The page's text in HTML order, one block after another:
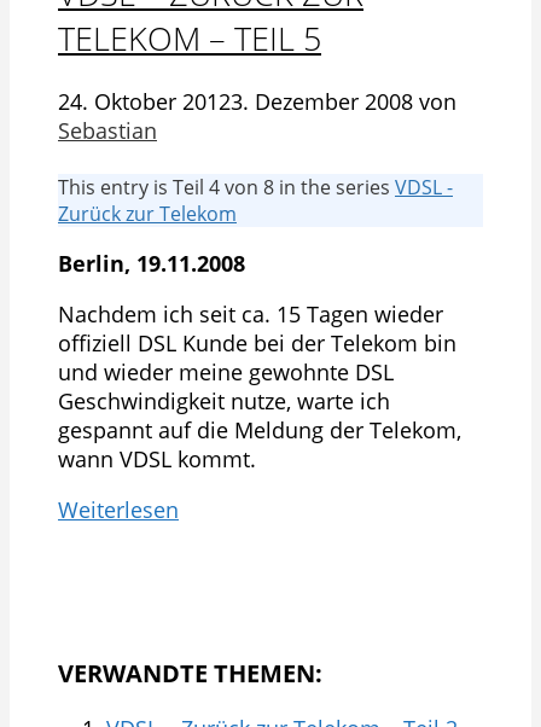
TELEKOM – TEIL 5
24. Oktober 20123. Dezember 2008 von
Sebastian
This entry is Teil 4 von 8 in the series VDSL -
Zurück zur Telekom
Berlin, 19.11.2008
Nachdem ich seit ca. 15 Tagen wieder
offiziell DSL Kunde bei der Telekom bin
und wieder meine gewohnte DSL
Geschwindigkeit nutze, warte ich
gespannt auf die Meldung der Telekom,
wann VDSL kommt.
Weiterlesen
VERWANDTE THEMEN: